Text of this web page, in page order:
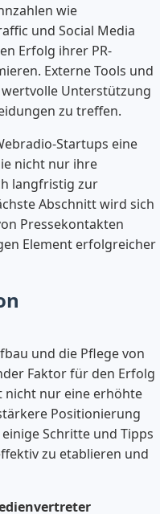
wie
und Social Media
Erfolg ihrer PR-
Externe Tools und
Unterstützung
zu treffen.
Startups eine
nicht nur ihre
langfristig zur
Abschnitt wird sich
Pressekontakten
Element erfolgreicher
und die Pflege von
Faktor für den Erfolg
nicht nur eine erhöhte
Positionierung
Schritte und Tipps
zu etablieren und